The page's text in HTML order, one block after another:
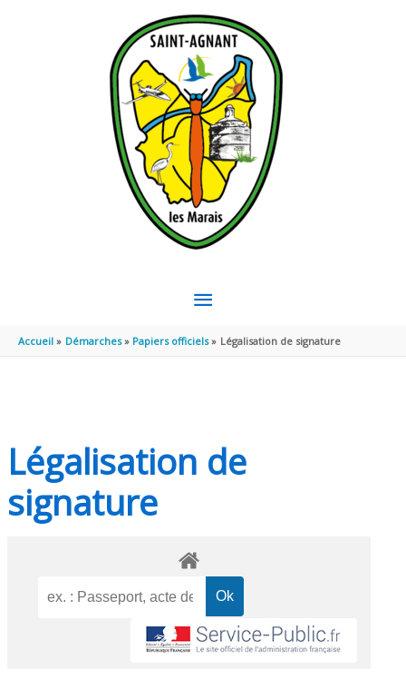
MENU
PRINCIPAL
Accueil Démarches Papiers officiels Légalisation de signature
Légalisation de
signature